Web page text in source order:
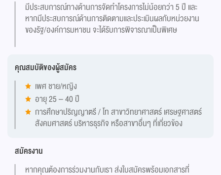
มีประสบการณ์ทางด้านการจัดทำโครงการไม่น้อยกว่า 5 ปี และ
หากมีประสบการณ์ด้านการติดตามและประเมินผลกับหน่วยงาน
ของรัฐ/องค์การมหาชน จะได้รับการพิจารณาเป็นพิเศษ
คุณสมบัติของผู้สมัคร
เพศ ชาย/หญิง
อายุ 25 – 40 ปี
การศึกษาปริญญาตรี / โท สาขาวิทยาศาสตร์ เศรษฐศาสตร์
สังคมศาสตร์ บริหารธุรกิจ หรือสาขาอื่นๆ ที่เกี่ยวข้อง
สมัครงาน
หากคุณต้องการร่วมงานกับเรา ส่งใบสมัครพร้อมเอกสารที่